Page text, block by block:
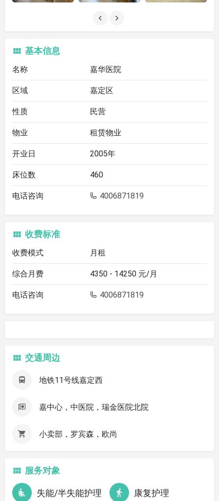
基本信息
名称 嘉华医院
区域 嘉定区
性质 民营
物业 租赁物业
开业日 2005年
床位数 460
电话咨询 4006871819
收费标准
收费模式 月租
综合月费 4350 - 14250 元/月
电话咨询 4006871819
交通周边
地铁11号线嘉定西
嘉中心，中医院，瑞金医院北院
小卖部，罗宾森，欧尚
服务对象
失能/半失能护理 康复护理